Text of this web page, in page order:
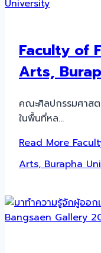
Faculty of
Arts,
คณะศิลปกรรมศาส
ในพื้นที่หล…
Read More
Arts, Burapha